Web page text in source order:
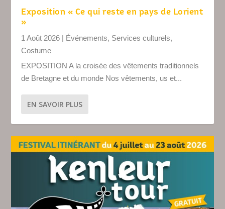
Exposition « Ce qui reste en pays de Lorient
»
1 Août 2026 | Événements, Services culturels,
Costume
EXPOSITION A la croisée des vêtements traditionnels
de Bretagne et du monde Nos vêtements, us et...
EN SAVOIR PLUS